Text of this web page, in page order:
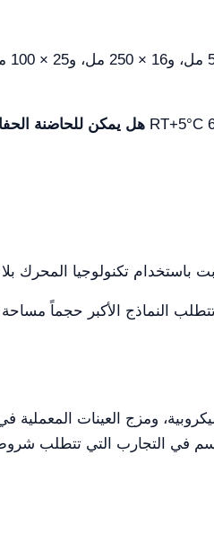
هل يمكن للحاضنة